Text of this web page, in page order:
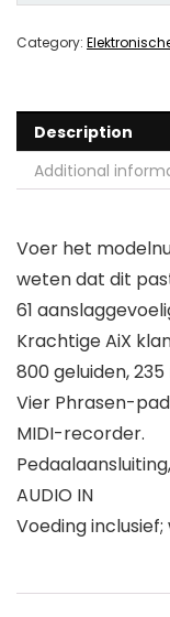
Category:
Description
Additional
Voer het
weten dat dit
61
Krachtige AiX
800 geluiden,
Vier Phrasen-
MIDI-recorder.
AUDIO IN
Voeding